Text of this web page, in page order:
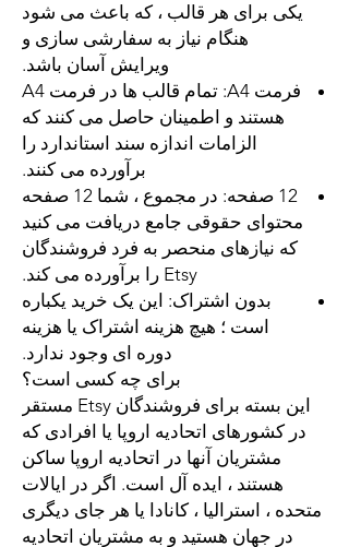
یکی برای هر قالب ، که باعث می شود
هنگام نیاز به سفارشی سازی و
ویرایش آسان باشد.
فرمت A4:
تمام قالب ها در فرمت A4
هستند و اطمینان حاصل می کنند که
الزامات اندازه سند استاندارد را
برآورده می کنند.
12 صفحه:
در مجموع ، شما 12 صفحه
محتوای حقوقی جامع دریافت می کنید
که نیازهای منحصر به فرد فروشندگان
Etsy را برآورده می کند.
بدون اشتراک: این یک خرید یکباره
است ؛ هیچ هزینه اشتراک یا هزینه
دوره ای وجود ندارد.
برای چه کسی است؟
این بسته برای فروشندگان Etsy مستقر
در کشورهای اتحادیه اروپا یا افرادی که
مشتریان آنها در اتحادیه اروپا ساکن
هستند ، ایده آل است. اگر در ایالات
متحده ، استرالیا ، کانادا یا هر جای دیگری
در جهان هستید و به مشتریان اتحادیه